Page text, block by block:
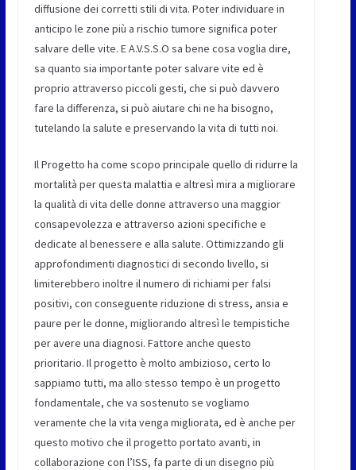
diffusione dei corretti stili di vita. Poter individuare in
anticipo le zone più a rischio tumore significa poter
salvare delle vite. E A.V.S.S.O sa bene cosa voglia dire,
sa quanto sia importante poter salvare vite ed è
proprio attraverso piccoli gesti, che si può davvero
fare la differenza, si può aiutare chi ne ha bisogno,
tutelando la salute e preservando la vita di tutti noi.
Il Progetto ha come scopo principale quello di ridurre la
mortalità per questa malattia e altresì mira a migliorare
la qualità di vita delle donne attraverso una maggior
consapevolezza e attraverso azioni specifiche e
dedicate al benessere e alla salute. Ottimizzando gli
approfondimenti diagnostici di secondo livello, si
limiterebbero inoltre il numero di richiami per falsi
positivi, con conseguente riduzione di stress, ansia e
paure per le donne, migliorando altresì le tempistiche
per avere una diagnosi. Fattore anche questo
prioritario. Il progetto è molto ambizioso, certo lo
sappiamo tutti, ma allo stesso tempo è un progetto
fondamentale, che va sostenuto se vogliamo
veramente che la vita venga migliorata, ed è anche per
questo motivo che il progetto portato avanti, in
collaborazione con l’ISS, fa parte di un disegno più